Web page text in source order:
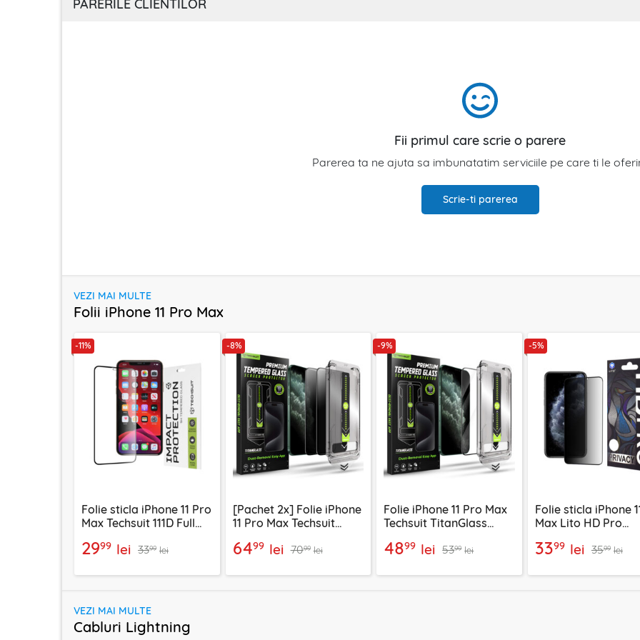
PARERILE CLIENTILOR
Fii primul care scrie o parere
Parerea ta ne ajuta sa imbunatatim serviciile pe care ti le
Scrie-ti parerea
VEZI MAI MULTE
Folii iPhone 11 Pro Max
-11%
Folie sticla iPhone 11 Pro
Max Techsuit 111D Full
2999 lei 3399 lei
-8%
[Pachet 2x] Folie iPhone
11 Pro Max Techsuit
privacy
6499 lei 7099 lei
-9%
Folie iPhone 11 Pro Max
Techsuit TitanGlass
4899 lei 5399 lei
-5%
Folie sticla iPhone
Max Lito HD Pro
3399 lei 3599 lei
VEZI MAI MULTE
Cabluri Lightning